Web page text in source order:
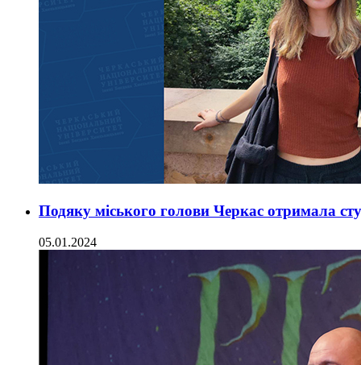
Подяку міського голови Черкас отримала
05.01.2024